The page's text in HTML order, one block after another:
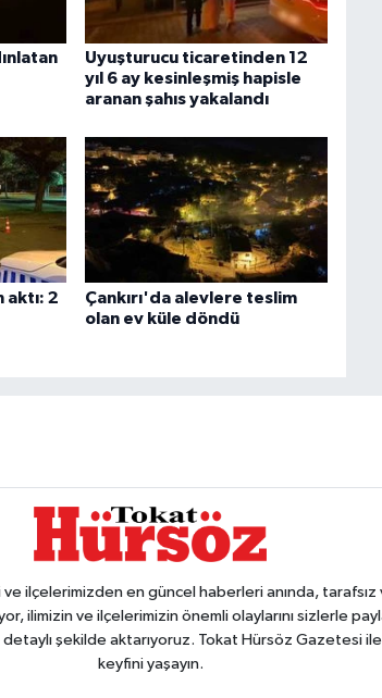
Uyuşturucu ticaretinden 12
yıl 6 ay kesinleşmiş hapisle
aranan şahıs yakalandı
aktı: 2
Çankırı'da alevlere teslim
olan ev küle döndü
ilçelerimizden en güncel haberleri anında,
ilimizin ve ilçelerimizin önemli olaylarını sizlerle
şekilde aktarıyoruz. Tokat Hürsöz Gazetesi
keyfini yaşayın.